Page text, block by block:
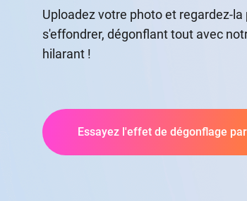
Uploadez votre photo et regardez-
s'effondrer, dégonflant tout avec
hilarant !
Essayez l'effet de dégonflage